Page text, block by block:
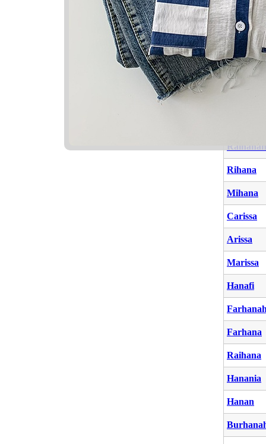
Nama
Nama
Raihanah
Rihana
Mihana
Carissa
Arissa
Marissa
Hanafi
Farhanah
Farhana
Raihana
Hanania
Hanan